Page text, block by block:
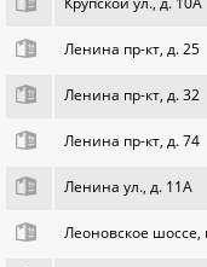
Ленина пр-кт, д. 25
Ленина пр-кт, д. 32
Ленина пр-кт, д. 74
Ленина ул., д. 11А
Леоновское шоссе,